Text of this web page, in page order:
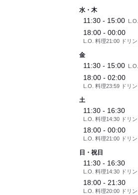
水・木
11:30 - 15:00
18:00 - 00:00
L.O. 料理21:00 ドリ
金
11:30 - 15:00
18:00 - 02:00
L.O. 料理23:59 ドリ
土
11:30 - 16:30
L.O. 料理14:30 ドリ
18:00 - 00:00
L.O. 料理21:00 ドリ
日・祝日
11:30 - 16:30
L.O. 料理14:30 ドリ
18:00 - 21:30
L.O. 料理20:00 ドリ